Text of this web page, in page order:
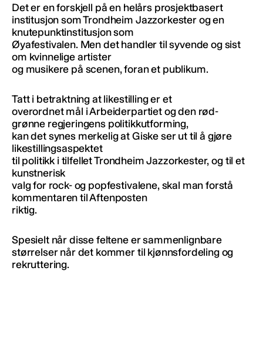
Det er en forskjell på en helårs prosjektbasert
institusjon som Trondheim Jazzorkester og en
knutepunktinstitusjon som
Øyafestivalen. Men det handler til syvende og sist
om kvinnelige artister
og musikere på scenen, foran et publikum.
Tatt i betraktning at likestilling er et
overordnet mål i Arbeiderpartiet og den rød-
grønne regjeringens politikkutforming,
kan det synes merkelig at Giske ser ut til å gjøre
likestillingsaspektet
til politikk i tilfellet Trondheim Jazzorkester, og til et
kunstnerisk
valg for rock- og popfestivalene, skal man forstå
kommentaren til Aftenposten
riktig.
Spesielt når disse feltene er sammenlignbare
størrelser når det kommer til kjønnsfordeling og
rekruttering.